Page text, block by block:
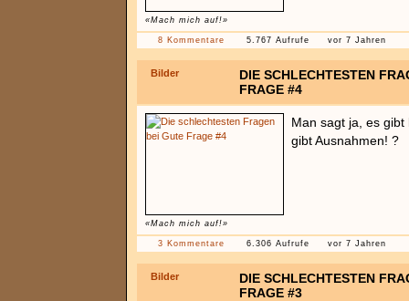
«Mach mich auf!»
8 Kommentare 5.767 Aufrufe vor 7 Jahren
Bilder
DIE SCHLECHTESTEN
FRAGE #4
«Mach mich auf!»
Man sagt ja, es
gibt Ausnahmen! ?
3 Kommentare 6.306 Aufrufe vor 7 Jahren
Bilder
DIE SCHLECHTESTEN
FRAGE #3